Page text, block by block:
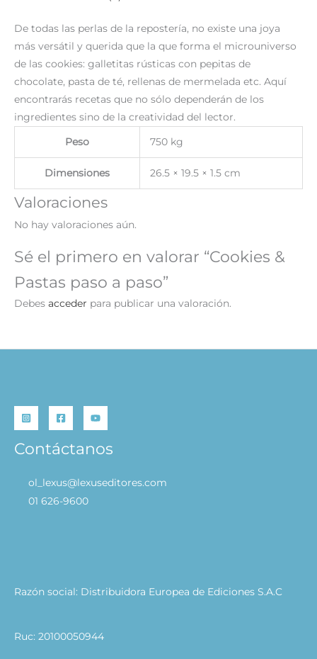
De todas las perlas de la repostería, no existe una joya
más versátil y querida que la que forma el microuniverso
de las cookies: galletitas rústicas con pepitas de
chocolate, pasta de té, rellenas de mermelada etc. Aquí
encontrarás recetas que no sólo dependerán de los
ingredientes sino de la creatividad del lector.
Peso 750 kg
Dimensiones 26.5 × 19.5 × 1.5 cm
Valoraciones
No hay valoraciones aún.
Sé el primero en valorar “Cookies &
Pastas paso a paso”
Debes acceder para publicar una valoración.
Contáctanos
ol_lexus@lexuseditores.com
01 626-9600
Razón social: Distribuidora Europea de Ediciones S.A.C
Ruc: 20100050944